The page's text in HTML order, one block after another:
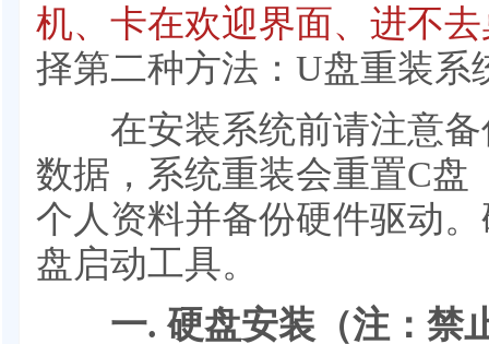
机、卡在欢迎界面、进不
择第二种方法：U盘重装系
在安装系统前请注意备
数据，系统重装会重置C盘
个人资料并备份硬件驱动
盘启动工具。
一. 硬盘安装（注：禁